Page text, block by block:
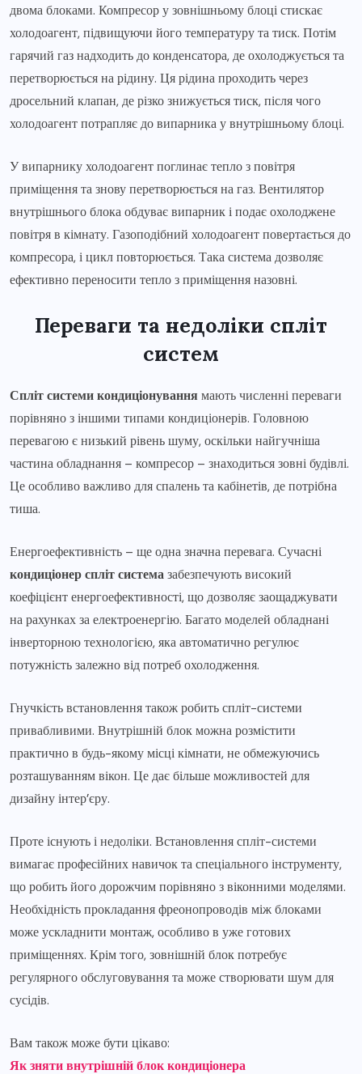
двома блоками. Компресор у зовнішньому блоці стискає
холодоагент, підвищуючи його температуру та тиск. Потім
гарячий газ надходить до конденсатора, де охолоджується та
перетворюється на рідину. Ця рідина проходить через
дросельний клапан, де різко знижується тиск, після чого
холодоагент потрапляє до випарника у внутрішньому блоці.
У випарнику холодоагент поглинає тепло з повітря
приміщення та знову перетворюється на газ. Вентилятор
внутрішнього блока обдуває випарник і подає охолоджене
повітря в кімнату. Газоподібний холодоагент повертається до
компресора, і цикл повторюється. Така система дозволяє
ефективно переносити тепло з приміщення назовні.
Переваги та недоліки спліт
систем
Спліт системи кондиціонуваннямають численні переваги
порівняно з іншими типами кондиціонерів. Головною
перевагою є низький рівень шуму, оскільки найгучніша
частина обладнання – компресор – знаходиться зовні будівлі.
Це особливо важливо для спалень та кабінетів, де потрібна
тиша.
Енергоефективність – ще одна значна перевага. Сучасні
кондиціонер спліт системазабезпечують високий
коефіцієнт енергоефективності, що дозволяє заощаджувати
на рахунках за електроенергію. Багато моделей обладнані
інверторною технологією, яка автоматично регулює
потужність залежно від потреб охолодження.
Гнучкість встановлення також робить спліт-системи
привабливими. Внутрішній блок можна розмістити
практично в будь-якому місці кімнати, не обмежуючись
розташуванням вікон. Це дає більше можливостей для
дизайну інтер’єру.
Проте існують і недоліки. Встановлення спліт-системи
вимагає професійних навичок та спеціального інструменту,
що робить його дорожчим порівняно з віконними моделями.
Необхідність прокладання фреонопроводів між блоками
може ускладнити монтаж, особливо в уже готових
приміщеннях. Крім того, зовнішній блок потребує
регулярного обслуговування та може створювати шум для
сусідів.
Вам також може бути цікаво:
Як зняти внутрішній блок кондиціонера